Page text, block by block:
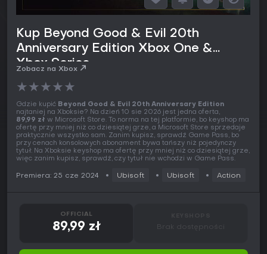
Kup Beyond Good & Evil 20th
Anniversary Edition Xbox One &
Xbox Series
Zobacz na Xbox
★★★★★
Gdzie kupić Beyond Good & Evil 20th Anniversary Edition
najtaniej na Xboksie? Na dzień 10 sie 2026 jest jedna oferta,
89,99 zł w Microsoft Store. To norma na tej platformie, bo keyshop ma
ofertę przy mniej niż co dziesiątej grze, a Microsoft Store sprzedaje
praktycznie wszystko sam. Zanim kupisz, sprawdź Game Pass, bo
przy cenach konsolowych abonament bywa tańszy niż pojedynczy
tytuł. Na Xboksie keyshop ma ofertę przy mniej niż co dziesiątej grze,
więc zanim kupisz, sprawdź, czy tytuł nie wchodzi w Game Pass.
Premiera: 25 cze 2024 Ubisoft Ubisoft Action
OFFICIAL
89,99 zł Brak dostępności